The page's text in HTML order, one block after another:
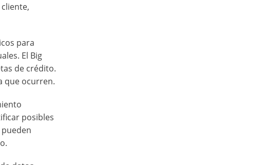
para
El Big
de crédito.
que ocurren.
posibles